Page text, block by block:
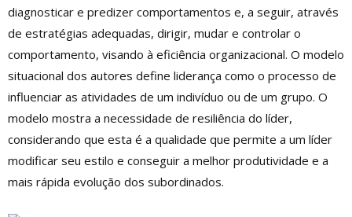
diagnosticar e predizer comportamentos e, a seguir, através
de estratégias adequadas, dirigir, mudar e controlar o
comportamento, visando à eficiência organizacional. O modelo
situacional dos autores define liderança como o processo de
influenciar as atividades de um indivíduo ou de um grupo. O
modelo mostra a necessidade de resiliência do líder,
considerando que esta é a qualidade que permite a um líder
modificar seu estilo e conseguir a melhor produtividade e a
mais rápida evolução dos subordinados.